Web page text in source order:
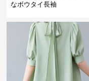
なボウタイ長袖